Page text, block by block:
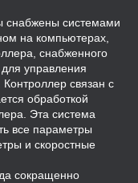
снабжены системами
на компьютерах,
снабженного
управления
связан с
обработкой
Эта система
все параметры
и скоростные
сокращенно